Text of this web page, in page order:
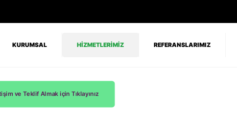
KURUMSAL HİZMETLERİMİZ REFERANSLARIMIZ
ve Teklif Almak için Tıklayınız